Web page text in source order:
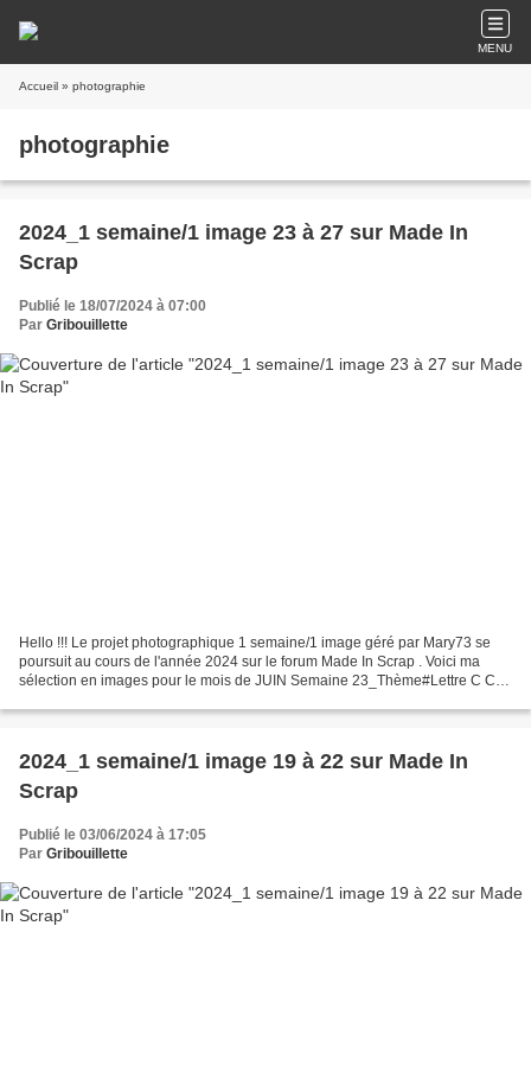
MENU
Accueil » photographie
photographie
2024_1 semaine/1 image 23 à 27 sur Made In
Scrap
Publié le 18/07/2024 à 07:00
Par Gribouillette
Hello !!! Le projet photographique 1 semaine/1 image géré par Mary73 se
poursuit au cours de l'année 2024 sur le forum Made In Scrap . Voici ma
sélection en images pour le mois de JUIN Semaine 23_Thème#Lettre C C
2024_1 semaine/1 image 19 à 22 sur Made In
Scrap
Publié le 03/06/2024 à 17:05
Par Gribouillette